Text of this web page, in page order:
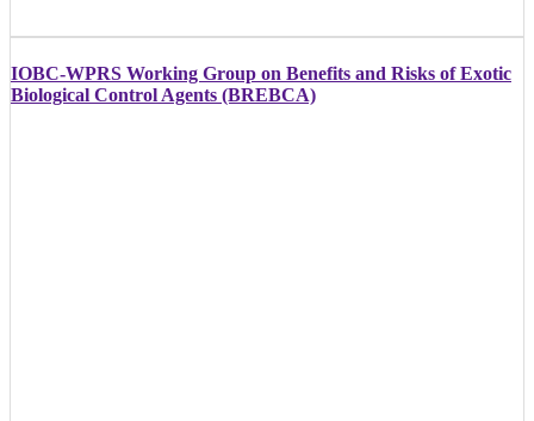
IOBC-WPRS Working Group on Benefits and Risks of Exotic
Biological Control Agents (BREBCA)